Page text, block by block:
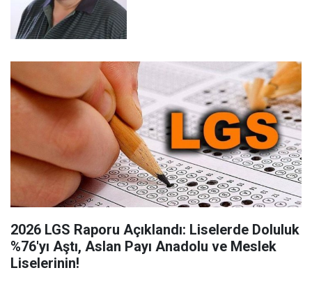
2026 LGS Raporu Açıklandı: Liselerde Doluluk
%76'yı Aştı, Aslan Payı Anadolu ve Meslek
Liselerinin!